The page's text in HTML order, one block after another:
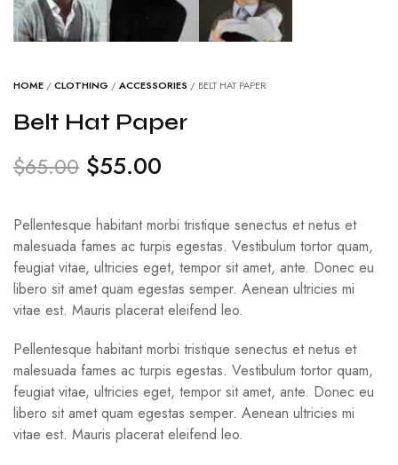
HOME /CLOTHING /ACCESSORIES / BELT HAT PAPER
Belt Hat Paper
$65.00 $55.00
Pellentesque habitant morbi tristique senectus et netus et
malesuada fames ac turpis egestas. Vestibulum tortor quam,
feugiat vitae, ultricies eget, tempor sit amet, ante. Donec eu
libero sit amet quam egestas semper. Aenean ultricies mi
vitae est. Mauris placerat eleifend leo.
Pellentesque habitant morbi tristique senectus et netus et
malesuada fames ac turpis egestas. Vestibulum tortor quam,
feugiat vitae, ultricies eget, tempor sit amet, ante. Donec eu
libero sit amet quam egestas semper. Aenean ultricies mi
vitae est. Mauris placerat eleifend leo.